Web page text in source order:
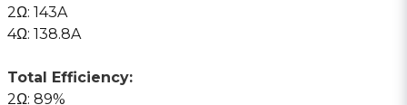
2Ω: 143A
4Ω: 138.8A
Total Efficiency:
2Ω: 89%